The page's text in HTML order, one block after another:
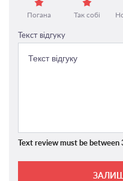
Погана Так собі
Текст відгуку
Text review must be between